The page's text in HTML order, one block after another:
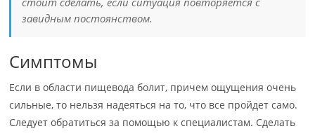
завидным постоянством.
Симптомы
Если в области пищевода болит, причем ощущения очень
сильные, то нельзя надеяться на то, что все пройдет само.
Следует обратиться за помощью к специалистам. Сделать